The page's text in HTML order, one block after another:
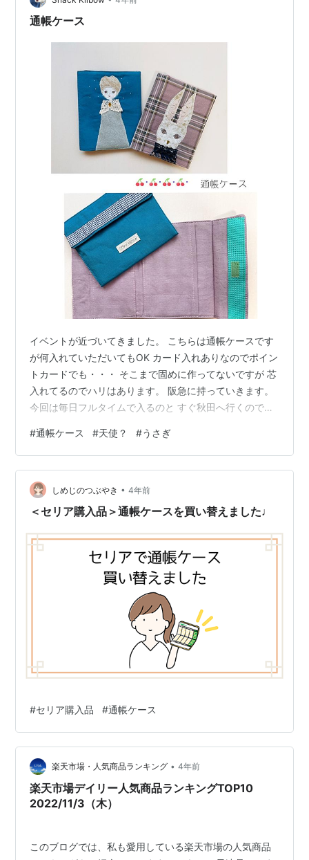
通帳ケース
イベントが近づいてきました。 こちらは通帳ケースです
が何入れていただいてもOK カード入れありなのでポイン
トカードでも・・・ そこまで固めに作ってないですが 芯
入れてるのでハリはあります。 阪急に持っていきます。
今回は毎日フルタイムで入るのと すぐ秋田へ行くので、
ダー 11月23日（水）〜29日（火） うめだ阪急10階スー
ク 中央街区パーク 最終日16時まで 第3回 毛と糸の市 12
月3日（土） 11〜16時 12月4日（日） 10〜15時 秋田ふ
るさと村 ドーム劇場
#通帳ケース #天使？ #うさぎ
しめじのつぶやき • 4年前
＜セリア購入品＞通帳ケースを買い替えました♩
#セリア購入品 #通帳ケース
楽天市場・人気商品ランキング • 4年前
楽天市場デイリー人気商品ランキングTOP10
2022/11/3（木）
このブログでは、私も愛用している楽天市場の人気商品